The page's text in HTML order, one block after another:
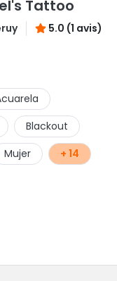
Tattoo
5.0 (1 avis)
Blackout
Mujer + 14